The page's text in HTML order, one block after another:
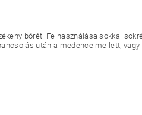
bőrét. Felhasználása sokkal
után a medence mellett, vagy